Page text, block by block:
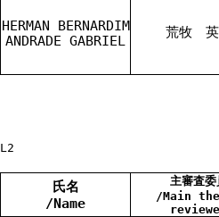
HERMAN BERNARDIM
ANDRADE GABRIEL
荒牧 英
L2
氏名
/Name
主審査委
/Main